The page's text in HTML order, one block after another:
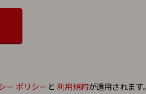
ー ポリシー と 利用規約が適用されます。